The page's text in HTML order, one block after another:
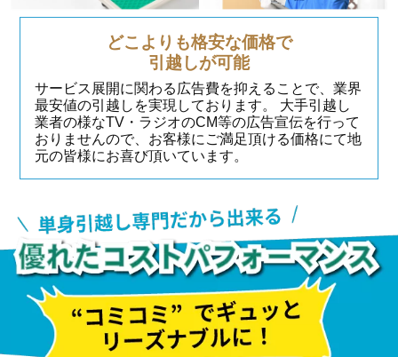
どこよりも格安な価格で
引越しが可能
サービス展開に関わる広告費を抑えることで、業界
最安値の引越しを実現しております。 大手引越し
業者の様なTV・ラジオのCM等の広告宣伝を行って
おりませんので、お客様にご満足頂ける価格にて地
元の皆様にお喜び頂いています。